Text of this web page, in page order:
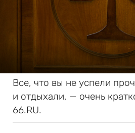
Все, что вы не успели
и отдыхали, — очень
66.RU.